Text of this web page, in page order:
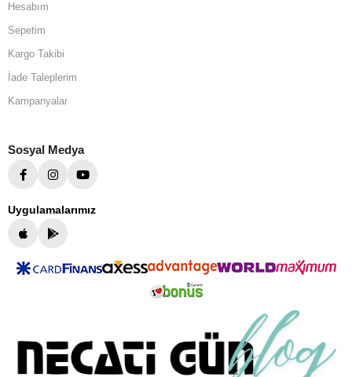
Hesabım
Sepetim
Kargo Takibi
İade Taleplerim
Kampanyalar
Sosyal Medya
Uygulamalarımız